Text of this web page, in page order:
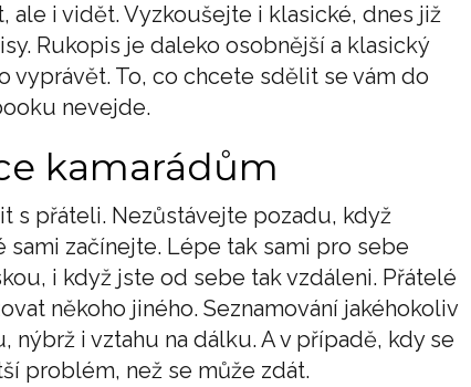
i vidět. Vyzkoušejte i klasické, dnes již
Rukopis je daleko osobnější a klasický
vyprávět. To, co chcete sdělit se vám do
nevejde.
kamarádům
s přáteli. Nezůstávejte pozadu, když
sami začínejte. Lépe tak sami pro sebe
i když jste od sebe tak vzdáleni. Přátelé
někoho jiného. Seznamování jakéhokoliv
i vztahu na dálku. A v případě, kdy se
problém, než se může zdát.